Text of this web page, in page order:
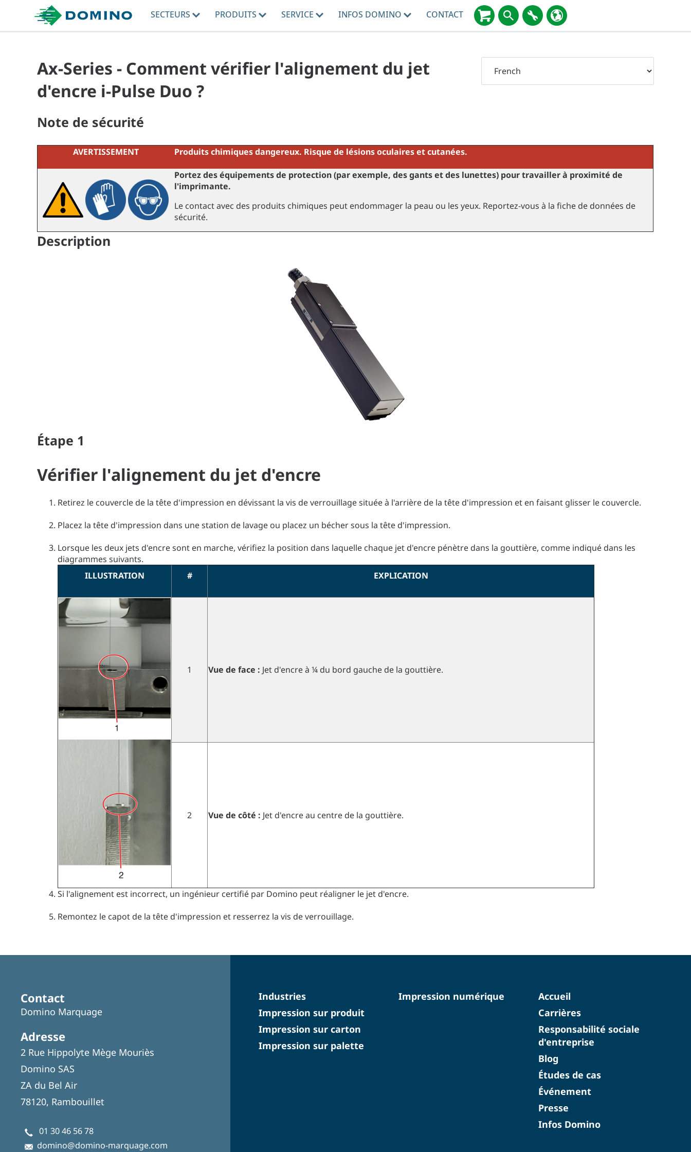
SECTEURS PRODUITS SERVICE INFOS DOMINO CONTACT
Ax-Series - Comment vérifier l'alignement du jet
d'encre i-Pulse Duo ?
Note de sécurité
AVERTISSEMENT Produits chimiques dangereux. Risque de lésions oculaires et cutanées.
Portez des équipements de protection (par exemple, des gants et des lunettes) pour travailler à proximité de
l'imprimante.
Le contact avec des produits chimiques peut endommager la peau ou les yeux. Reportez-vous à la fiche de données de
sécurité.
Description
Étape 1
Vérifier l'alignement du jet d'encre
Retirez le couvercle de la tête d'impression en dévissant la vis de verrouillage située à l'arrière de la tête d'impression et en faisant glisser le couvercle.
Placez la tête d'impression dans une station de lavage ou placez un bécher sous la tête d'impression.
Lorsque les deux jets d'encre sont en marche, vérifiez la position dans laquelle chaque jet d'encre pénètre dans la gouttière, comme indiqué dans les
diagrammes suivants.
ILLUSTRATION
# EXPLICATION
1 Vue de face : Jet d'encre à ¼ du bord gauche de la gouttière.
2 Vue de côté : Jet d'encre au centre de la gouttière.
Si l'alignement est incorrect, un ingénieur certifié par Domino peut réaligner le jet d'encre.
Remontez le capot de la tête d'impression et resserrez la vis de verrouillage.
Contact
Domino Marquage
Adresse
2 Rue Hippolyte Mège Mouriès
Domino SAS
ZA du Bel Air
78120, Rambouillet
01 30 46 56 78
domino@domino-marquage.com
Industries
Impression sur produit
Impression sur carton
Impression sur palette
Impression numérique
Accueil
Carrières
Responsabilité sociale
d'entreprise
Blog
Études de cas
Événement
Presse
Infos Domino